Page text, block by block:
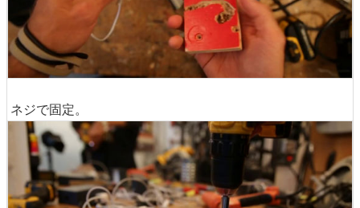
ルに固定することができないので、下にもう一枚の板を追
加します。ケーブルがフィットするように溝をあけたもの
を……